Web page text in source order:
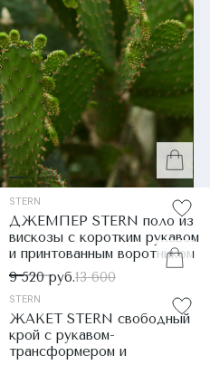
STERN
ДЖЕМПЕР STERN поло из
вискозы с коротким рукавом
и принтованным воротником
9 520 руб.13 600
STERN
ЖАКЕТ STERN свободный
крой с рукавом-
трансформером и